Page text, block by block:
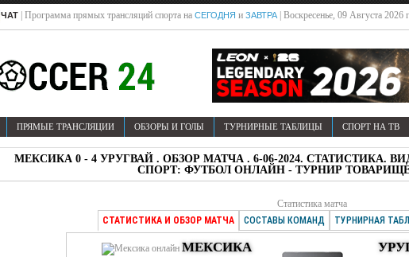
ЧАТ| Программа прямых трансляций спорта на СЕГОДНЯ и ЗАВТРА| Воскресенье, 09 Августа 2026
ПРЯМЫЕ ТРАНСЛЯЦИИ ОБЗОРЫ И ГОЛЫ ТУРНИРНЫЕ ТАБЛИЦЫ СПОРТ НА ТВ
МЕКСИКА 0 - 4 УРУГВАЙ . ОБЗОР МАТЧА . 6-06-2024.
СПОРТ: ФУТБОЛ ОНЛАЙН - ТУРНИР
Статистика матча
СТАТИСТИКА И ОБЗОР МАТЧА
СОСТАВЫ КОМАНД ТУРНИРНАЯ
МЕКСИКА